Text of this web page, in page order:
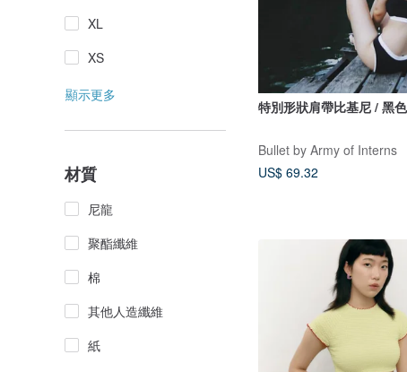
XL
XS
顯示更多
材質
尼龍
聚酯纖維
棉
其他人造纖維
紙
特別形狀肩帶比基尼 / 黑色
Bullet by Army of Interns
US$ 69.32